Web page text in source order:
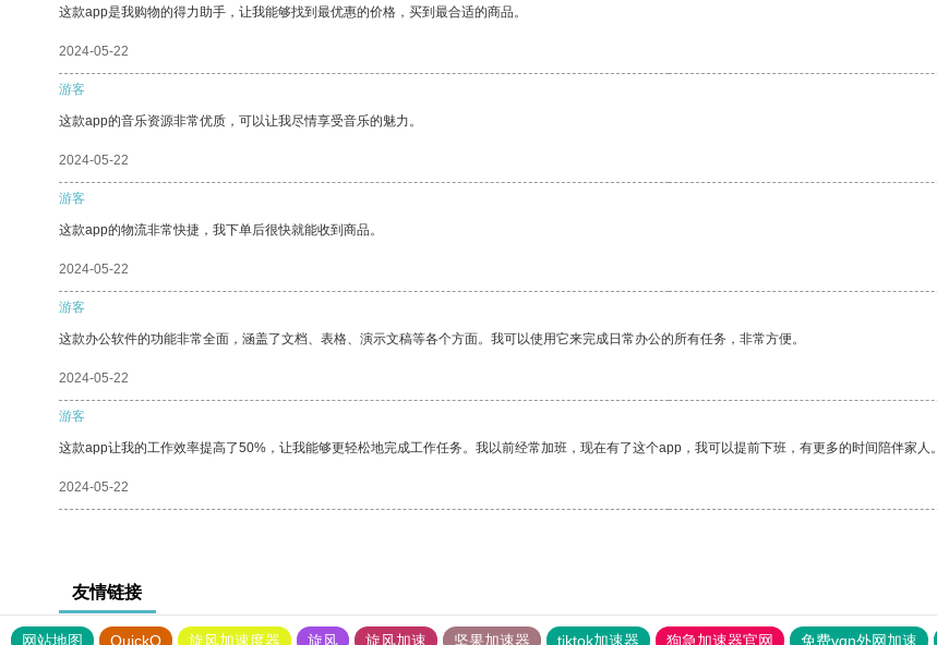
这款app是我购物的得力助手，让我能够找到最优惠的价格，买到最合适的商品。
2024-05-22
游客
这款app的音乐资源非常优质，可以让我尽情享受音乐的魅力。
2024-05-22
游客
这款app的物流非常快捷，我下单后很快就能收到商品。
2024-05-22
游客
这款办公软件的功能非常全面，涵盖了文档、表格、演示文稿等各个方面。我可以使用它来完成日常办公的所有任务，非常方便。
2024-05-22
游客
这款app让我的工作效率提高了50%，让我能够更轻松地完成工作任务。我以前经常加班，现在有了这个app，我可以提前下班，有更多的时间陪伴家人。
2024-05-22
友情链接
网站地图 QuickQ 旋风加速度器 旋风 旋风加速 坚果加速器 tiktok加速器 狗急加速器官网 免费vqn外网加速